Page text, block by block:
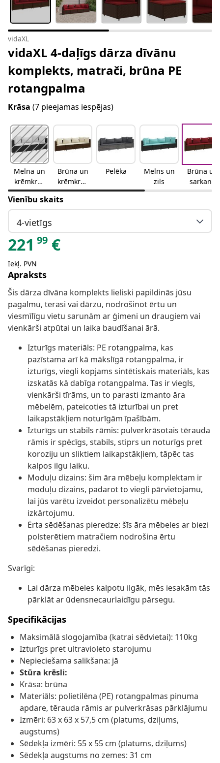
vidaXL
vidaXL 4-daļīgs dārza dīvānu
komplekts, matrači, brūna PE
rotangpalma
Krāsa (7 pieejamas iespējas)
Melna un
krēmkrās
as
Brūna un
krēmkrās
as
Pelēka
Melns un
zils
Brūna un
sarkana
Vienību skaits
4-vietīgs
221 99 €
Iekļ. PVN
Apraksts
Šis dārza dīvāna komplekts lieliski papildinās jūsu
pagalmu, terasi vai dārzu, nodrošinot ērtu un
viesmīlīgu vietu sarunām ar ģimeni un draugiem vai
vienkārši atpūtai un laika baudīšanai ārā.
Izturīgs materiāls: PE rotangpalma, kas
pazīstama arī kā mākslīgā rotangpalma, ir
izturīgs, viegli kopjams sintētiskais materiāls, kas
izskatās kā dabīga rotangpalma. Tas ir viegls,
vienkārši tīrāms, un to parasti izmanto āra
mēbelēm, pateicoties tā izturībai un pret
laikapstākļiem noturīgām īpašībām.
Izturīgs un stabils rāmis: pulverkrāsotais tērauda
rāmis ir spēcīgs, stabils, stiprs un noturīgs pret
koroziju un sliktiem laikapstākļiem, tāpēc tas
kalpos ilgu laiku.
Moduļu dizains: šim āra mēbeļu komplektam ir
moduļu dizains, padarot to viegli pārvietojamu,
lai jūs varētu izveidot personalizētu mēbeļu
izkārtojumu.
Ērta sēdēšanas pieredze: šīs āra mēbeles ar biezi
polsterētiem matračiem nodrošina ērtu
sēdēšanas pieredzi.
Svarīgi:
Lai dārza mēbeles kalpotu ilgāk, mēs iesakām tās
pārklāt ar ūdensnecaurlaidīgu pārsegu.
Specifikācijas
Maksimālā slogojamība (katrai sēdvietai): 110kg
Izturīgs pret ultravioleto starojumu
Nepieciešama salikšana: jā
Stūra krēsli:
Krāsa: brūna
Materiāls: polietilēna (PE) rotangpalmas pinuma
apdare, tērauda rāmis ar pulverkrāsas pārklājumu
Izmēri: 63 x 63 x 57,5 cm (platums, dziļums,
augstums)
Sēdekļa izmēri: 55 x 55 cm (platums, dziļums)
Sēdekļa augstums no zemes: 31 cm